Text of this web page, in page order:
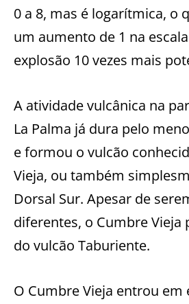
0 a 8, mas é logarítmica, o
um aumento de 1 na
explosão 10 vezes mais
A atividade vulcânica na
La Palma já dura pelo
e formou o vulcão
Vieja, ou também
Dorsal Sur. Apesar de
diferentes, o Cumbre Vieja
do vulcão Taburiente.
O Cumbre Vieja entrou em